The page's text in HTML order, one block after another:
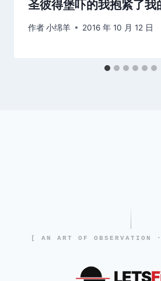
圣彼得堡吓的我抱紧了我
作者小绵羊 2016 年 10 月 12 日
[ AN ART OF OBSERVATION ·